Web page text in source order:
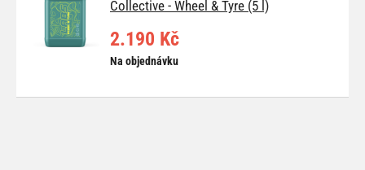
Collective - Wheel & Tyre (5 l)
2.190 Kč
Na objednávku